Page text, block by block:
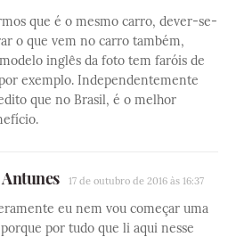
que é o mesmo carro, dever-se-
o que vem no carro também,
inglês da foto tem faróis de
exemplo. Independentemente
que no Brasil, é o melhor
17 de outubro de 2016 às 16:37
eu nem vou começar uma
porque por tudo que li aqui nesse